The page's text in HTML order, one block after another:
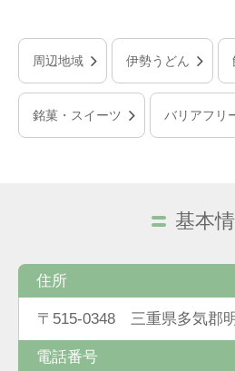
周辺地域 伊勢うどん
銘菓・スイーツ バリアフリ
基本
住所
〒515-0348 三重県多気郡
電話番号